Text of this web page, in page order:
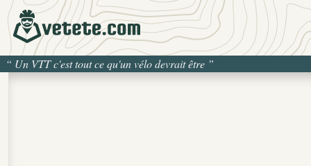
“ Un VTT c'est tout ce qu'un vélo devrait être ”